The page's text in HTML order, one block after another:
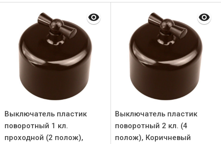
Выключатель пластик
поворотный 1 кл.
проходной (2 полож),
Выключатель пластик
поворотный 2 кл. (4
полож), Коричневый